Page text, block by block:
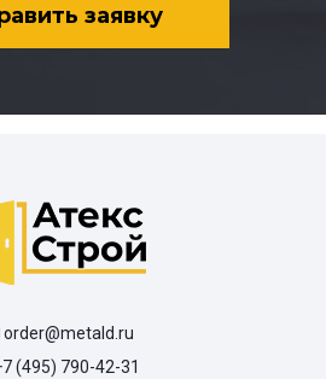
заявку
order@metald.ru
(495) 790-42-31